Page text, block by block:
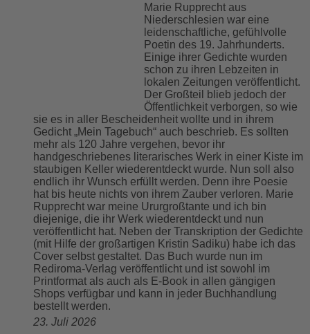
Marie Rupprecht aus
Niederschlesien war eine
leidenschaftliche, gefühlvolle
Poetin des 19. Jahrhunderts.
Einige ihrer Gedichte wurden
schon zu ihren Lebzeiten in
lokalen Zeitungen veröffentlicht.
Der Großteil blieb jedoch der
Öffentlichkeit verborgen, so wie
sie es in aller Bescheidenheit wollte und in ihrem
Gedicht „Mein Tagebuch“ auch beschrieb. Es sollten
mehr als 120 Jahre vergehen, bevor ihr
handgeschriebenes literarisches Werk in einer Kiste im
staubigen Keller wiederentdeckt wurde. Nun soll also
endlich ihr Wunsch erfüllt werden. Denn ihre Poesie
hat bis heute nichts von ihrem Zauber verloren. Marie
Rupprecht war meine Ururgroßtante und ich bin
diejenige, die ihr Werk wiederentdeckt und nun
veröffentlicht hat. Neben der Transkription der Gedichte
(mit Hilfe der großartigen Kristin Sadiku) habe ich das
Cover selbst gestaltet. Das Buch wurde nun im
Rediroma-Verlag veröffentlicht und ist sowohl im
Printformat als auch als E-Book in allen gängigen
Shops verfügbar und kann in jeder Buchhandlung
bestellt werden.
23. Juli 2026